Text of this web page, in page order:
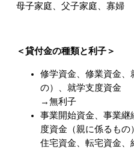
母子家庭、父子家庭、寡婦
＜貸付金の種類と利子＞
修学資金、修業資金、
の）、就学支度資金
→無利子
事業開始資金、事業継
度資金（親に係るもの
住宅資金、転宅資金、